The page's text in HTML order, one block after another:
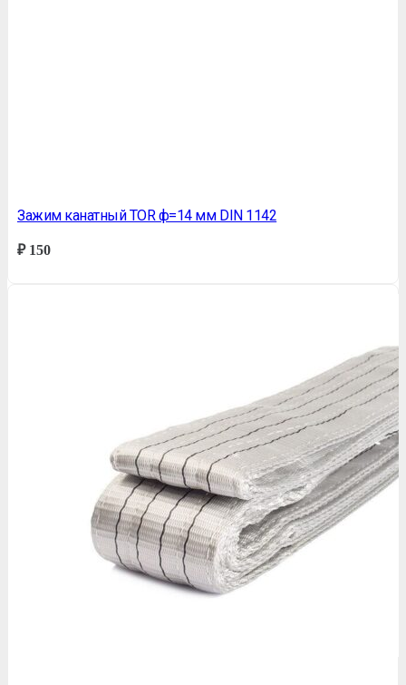
Зажим канатный TOR ф=14 мм DIN 1142
₽150